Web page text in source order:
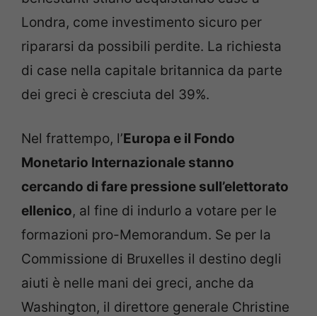
Londra, come investimento sicuro per
ripararsi da possibili perdite. La richiesta
di case nella capitale britannica da parte
dei greci è cresciuta del 39%.
Nel frattempo, l’Europa e il Fondo
Monetario Internazionale stanno
cercando di fare pressione sull’elettorato
ellenico, al fine di indurlo a votare per le
formazioni pro-Memorandum. Se per la
Commissione di Bruxelles il destino degli
aiuti è nelle mani dei greci, anche da
Washington, il direttore generale Christine